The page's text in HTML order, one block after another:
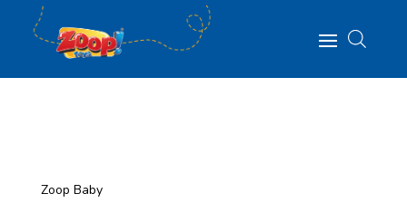
Zoop Baby